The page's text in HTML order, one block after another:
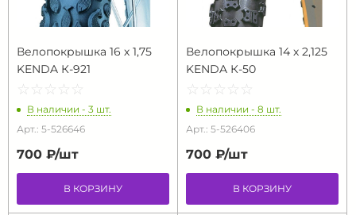
Велопокрышка 16 х 1,75
KENDA К-921
☆ ☆ ☆ ☆ ☆
★ ★ ★ ★ ★
В наличии - 3 шт.
Арт.: 5-526646
700 ₽/шт
В КОРЗИНУ
Велопокрышка 14 х 2,125
KENDA К-50
☆ ☆ ☆ ☆ ☆
★ ★ ★ ★ ★
В наличии - 8 шт.
Арт.: 5-526406
700 ₽/шт
В КОРЗИНУ